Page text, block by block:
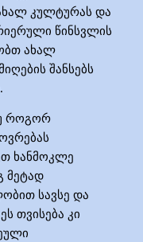
კულტურას და
წინსვლის
ახალ
შანსებს
.
როგორ
ხანმოკლე
მეტად
სავსე და
თვისება კი